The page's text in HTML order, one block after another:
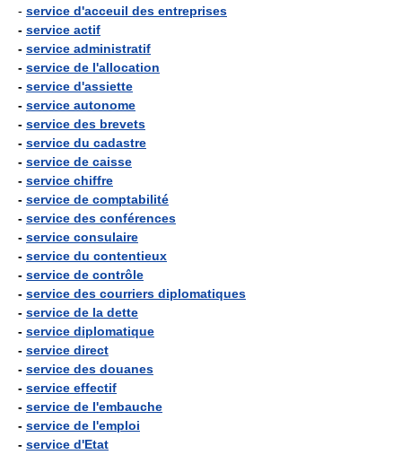
- service d'acceuil des entreprises
- service actif
- service administratif
- service de l'allocation
- service d'assiette
- service autonome
- service des brevets
- service du cadastre
- service de caisse
- service chiffre
- service de comptabilité
- service des conférences
- service consulaire
- service du contentieux
- service de contrôle
- service des courriers diplomatiques
- service de la dette
- service diplomatique
- service direct
- service des douanes
- service effectif
- service de l'embauche
- service de l'emploi
- service d'Etat